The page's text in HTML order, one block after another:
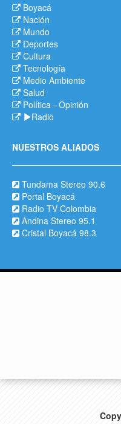
Boyacá
Nación
Mundo
Deportes
Cultura
Tecnología
Medio Ambiente
Salud
Política - Opinión
Radio
NUESTROS ALIADOS
Tundama Stereo 90.6
Portal Boyacá
Radio TV Colombia
Andina Stereo 95.1
Cristal Boyacá 98.3